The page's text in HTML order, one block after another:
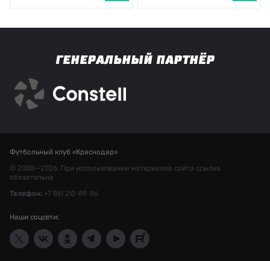
ГЕНЕРАЛЬНЫЙ ПАРТНЁР
Футбольный клуб «Краснодар»
© 2008—2026. При использовании материалов сайта ссылка
обязательна
Телефон: +7 861 210-89-86
Наши соцсети: